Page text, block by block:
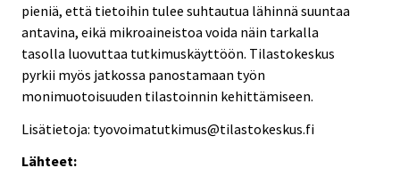
pieniä, että tietoihin tulee suhtautua lähinnä suuntaa
antavina, eikä mikroaineistoa voida näin tarkalla
tasolla luovuttaa tutkimuskäyttöön. Tilastokeskus
pyrkii myös jatkossa panostamaan työn
monimuotoisuuden tilastoinnin kehittämiseen.
Lisätietoja: tyovoimatutkimus@tilastokeskus.fi
Lähteet: